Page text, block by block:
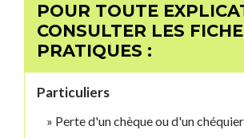
POUR TOUTE
CONSULTER LES
PRATIQUES :
Particuliers
Perte d'un chèque ou d'un chéquier